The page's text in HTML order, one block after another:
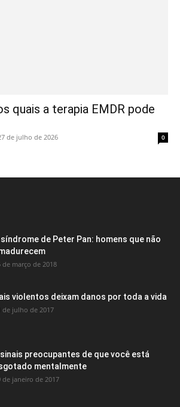
quais a terapia EMDR pode
de julho de 2026 0
síndrome de Peter Pan: homens que não
de março de 2018
violentos deixam danos por toda a vida
de julho de 2017
preocupantes de que você está
mentalmente
de janeiro de 2017